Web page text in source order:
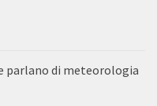
parlano di meteorologia